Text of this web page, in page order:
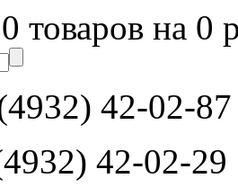
товаров на 0
42-02-87
42-02-29